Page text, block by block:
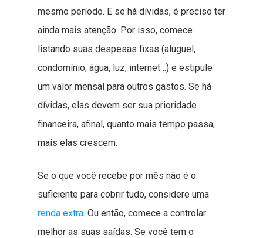
mesmo período. E se há dívidas, é preciso ter
ainda mais atenção. Por isso, comece
listando suas despesas fixas (aluguel,
condomínio, água, luz, internet…) e estipule
um valor mensal para outros gastos. Se há
dívidas, elas devem ser sua prioridade
financeira, afinal, quanto mais tempo passa,
mais elas crescem.
Se o que você recebe por mês não é o
suficiente para cobrir tudo, considere uma
renda extra. Ou então, comece a controlar
melhor as suas saídas. Se você tem o